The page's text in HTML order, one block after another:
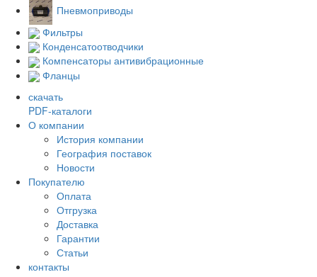
Пневмоприводы
Фильтры
Конденсатоотводчики
Компенсаторы антивибрационные
Фланцы
скачать
PDF-каталоги
О компании
История компании
География поставок
Новости
Покупателю
Оплата
Отгрузка
Доставка
Гарантии
Статьи
контакты